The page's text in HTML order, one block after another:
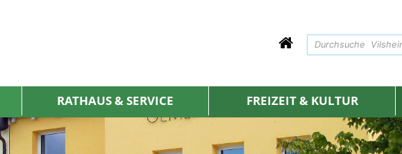
RATHAUS & SERVICE FREIZEIT & KULTUR